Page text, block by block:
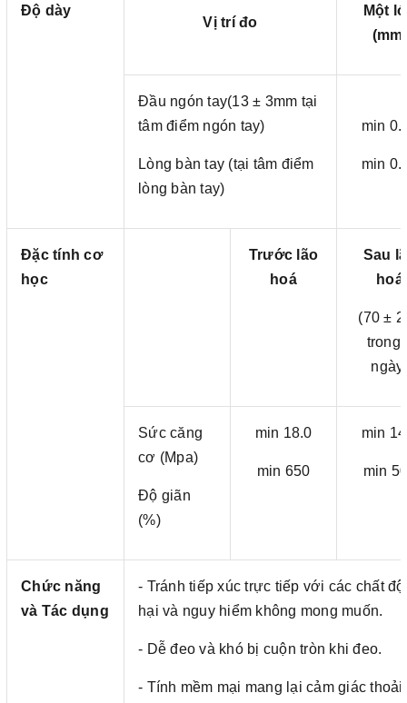
Độ dày
Vị trí đo
Một
(mm)
Đầu ngón tay(13 ± 3mm tại
tâm điểm ngón tay)
Lòng bàn tay (tại tâm điểm
lòng bàn tay)
min
min
Đặc tính cơ
học
Trước lão
hoá
Sau
hoá
(70 ± 2
trong
Sức căng
cơ (Mpa)
Độ giãn
(%)
min 18.0
min 650
min
min
Chức năng
và Tác dụng
- Tránh tiếp xúc trực tiếp với các chất
hại và nguy hiểm không mong muốn.
- Dễ đeo và khó bị cuộn tròn khi đeo.
- Tính mềm mại mang lại cảm giác thoải